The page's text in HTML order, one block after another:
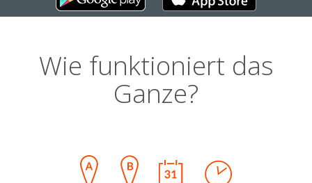
Wie funktioniert das
Ganze?